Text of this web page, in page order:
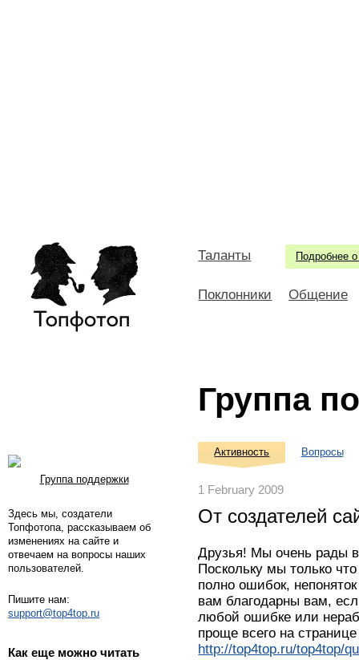
Подробнее о
Таланты
Поклонники Общение
Группа
Группа поддержки
Здесь мы, создатели
Топфотопа, рассказываем об
изменениях на сайте и
отвечаем на вопросы наших
пользователей.
Пишите нам:
support@top4top.ru
Как еще можно читать
Активность Вопросы
1 February 2009
От создателей
Друзья! Мы очень рады
Поскольку мы только
полно ошибок,
вам благодарны вам,
любой ошибке или
проще всего на
http://top4top.ru/top4top/